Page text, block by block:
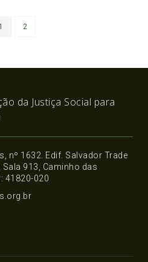
1 2
da Justiça Social para
nº 1632. Edif. Salvador Trade
Sala 913, Caminho das
41820-020